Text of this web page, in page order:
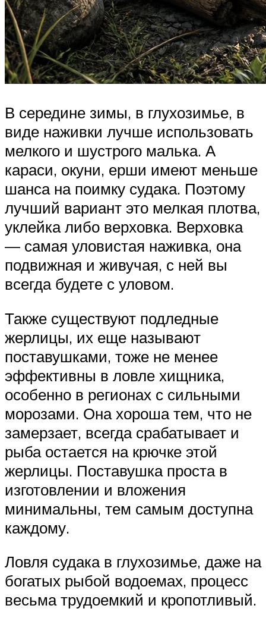
В середине зимы, в глухозимье, в
виде наживки лучше использовать
мелкого и шустрого малька. А
караси, окуни, ерши имеют меньше
шанса на поимку судака. Поэтому
лучший вариант это мелкая плотва,
уклейка либо верховка. Верховка
— самая уловистая наживка, она
подвижная и живучая, с ней вы
всегда будете с уловом.
Также существуют подледные
жерлицы, их еще называют
поставушками, тоже не менее
эффективны в ловле хищника,
особенно в регионах с сильными
морозами. Она хороша тем, что не
замерзает, всегда срабатывает и
рыба остается на крючке этой
жерлицы. Поставушка проста в
изготовлении и вложения
минимальны, тем самым доступна
каждому.
Ловля судака в глухозимье, даже на
богатых рыбой водоемах, процесс
весьма трудоемкий и кропотливый.